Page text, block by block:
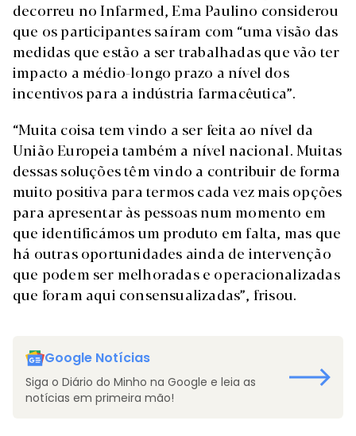
decorreu no Infarmed, Ema Paulino considerou
que os participantes saíram com “uma visão das
medidas que estão a ser trabalhadas que vão ter
impacto a médio-longo prazo a nível dos
incentivos para a indústria farmacêutica”.
“Muita coisa tem vindo a ser feita ao nível da
União Europeia também a nível nacional. Muitas
dessas soluções têm vindo a contribuir de forma
muito positiva para termos cada vez mais opções
para apresentar às pessoas num momento em
que identificámos um produto em falta, mas que
há outras oportunidades ainda de intervenção
que podem ser melhoradas e operacionalizadas
que foram aqui consensualizadas”, frisou.
Google Notícias
Siga o Diário do Minho na Google e leia as
notícias em primeira mão!